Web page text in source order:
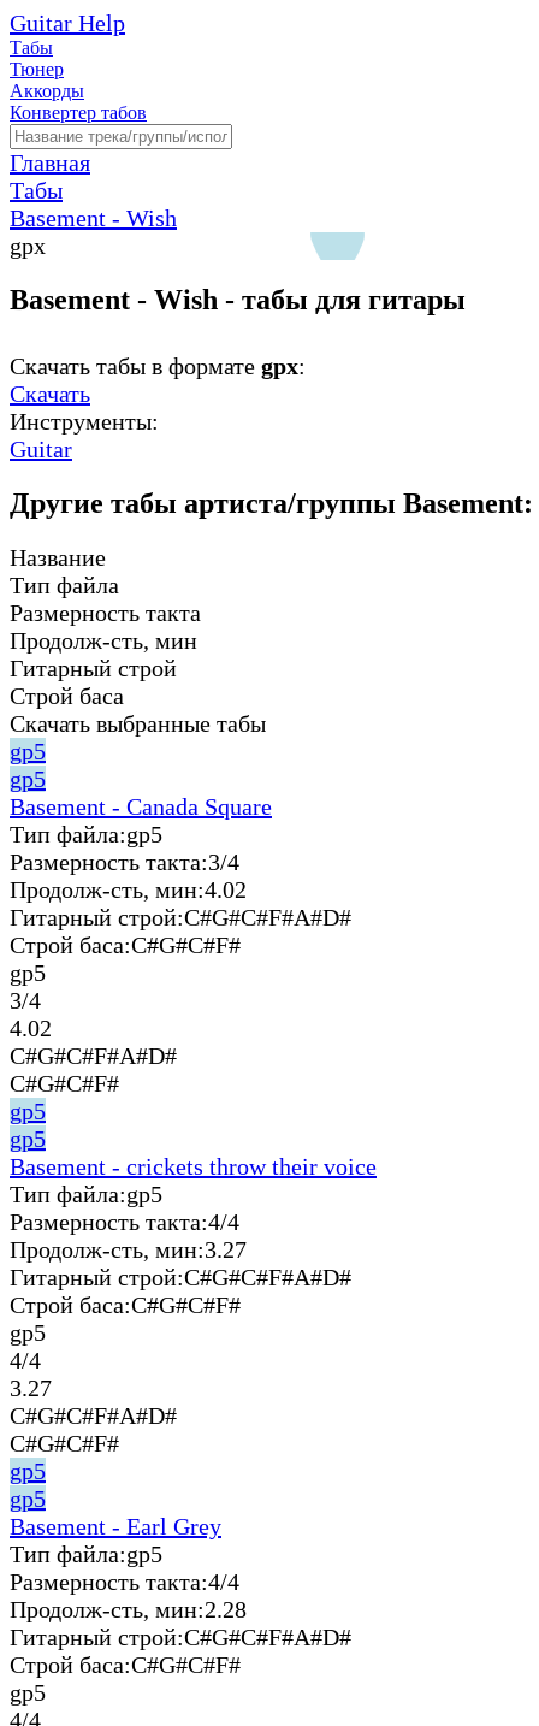
Guitar Help
Табы
Тюнер
Аккорды
Конвертер табов
Главная
Табы
Basement - Wish
gpx
Basement - Wish - табы для гитары
Скачать табы в формате gpx:
Скачать
Инструменты:
Guitar
Другие табы артиста/группы Basement:
Название
Тип файла
Размерность такта
Продолж-сть, мин
Гитарный строй
Строй баса
Скачать выбранные табы
gp5
gp5
Basement - Canada Square
Тип файла:gp5
Размерность такта:3/4
Продолж-сть, мин:4.02
Гитарный строй:C#G#C#F#A#D#
Строй баса:C#G#C#F#
gp5
3/4
4.02
C#G#C#F#A#D#
C#G#C#F#
gp5
gp5
Basement - crickets throw their voice
Тип файла:gp5
Размерность такта:4/4
Продолж-сть, мин:3.27
Гитарный строй:C#G#C#F#A#D#
Строй баса:C#G#C#F#
gp5
4/4
3.27
C#G#C#F#A#D#
C#G#C#F#
gp5
gp5
Basement - Earl Grey
Тип файла:gp5
Размерность такта:4/4
Продолж-сть, мин:2.28
Гитарный строй:C#G#C#F#A#D#
Строй баса:C#G#C#F#
gp5
4/4